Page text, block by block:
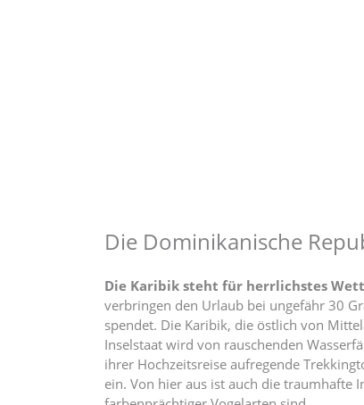
Die Dominikanische
Die Karibik steht für herrlichstes
verbringen den Urlaub bei ungefähr 30
spendet. Die Karibik, die östlich von
Inselstaat wird von rauschenden
ihrer Hochzeitsreise aufregende
ein. Von hier aus ist auch die traumhafte